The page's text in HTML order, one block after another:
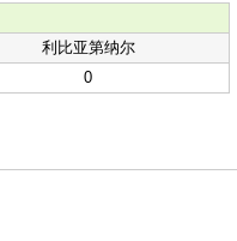
利比亚第纳尔
0